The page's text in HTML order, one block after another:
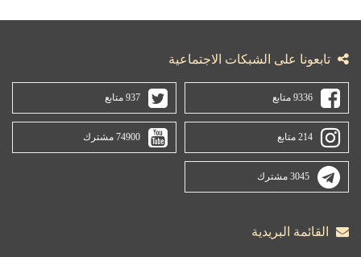
تابعونا على الشبكات الاجتماعية
9336 متابع 937 متابع
214 متابع 74900 مشترك
3045 مشترك
القائمة البريدية